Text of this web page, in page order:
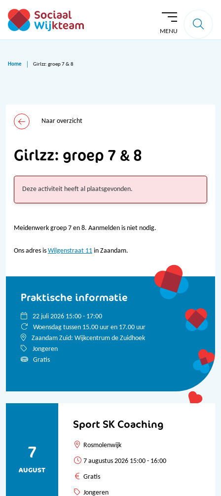
MENU
Home Girlzz: groep 7 & 8
Naar overzicht
Girlzz: groep 7 & 8
Deze activiteit heeft al plaatsgevonden.
Meidenwerk groep 7 en 8. Aanmelden is niet nodig.
Ons adres is Wilgenstraat 11 in Zaandam.
Praktische informatie
22 juli 2026 15:00 - 17:00
Woensdag tussen 15.00 uur en 17.00 uur
Zaandam Zuid: Wijkcentrum de Zuidhoek
Jongeren
Gratis
Sport SK Coaching
7
AUGUST
Rosmolenwijk
7 augustus 2026 15:00 - 16:00
Gratis
Jongeren